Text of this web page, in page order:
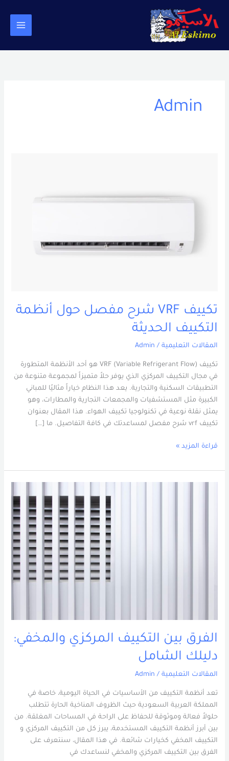
المحتوى
Admin
تكييف VRF شرح مفصل حول أنظمة
التكييف الحديثة
المقالات التعليمية /
Admin
تكييف VRF (Variable Refrigerant Flow) هو أحد الأنظمة المتطورة
في مجال التكييف المركزي الذي يوفر حلاً متميزاً لمجموعة متنوعة من
التطبيقات السكنية والتجارية. يعد هذا النظام خياراً مثاليًا للمباني
الكبيرة مثل المستشفيات والمجمعات التجارية والمطارات، وهو
يمثل نقلة نوعية في تكنولوجيا تكييف الهواء. هذا المقال بعنوان
تكييف vrf شرح مفصل لمساعدتك في كافة التفاصيل. ما […]
قراءة المزيد »
الفرق بين التكييف المركزي والمخفي:
دليلك الشامل
المقالات التعليمية /
Admin
تعد أنظمة التكييف من الأساسيات في الحياة اليومية، خاصة في
المملكة العربية السعودية حيث الظروف المناخية الحارة تتطلب
حلولاً فعالة وموثوقة للحفاظ على الراحة في المساحات المغلقة. من
بين أبرز أنظمة التكييف المستخدمة، يبرز كل من التكييف المركزي و
التكييف المخفي كخيارات شائعة. في هذا المقال، سنتعرف على
الفرق بين التكييف المركزي والمخفي لنساعدك في